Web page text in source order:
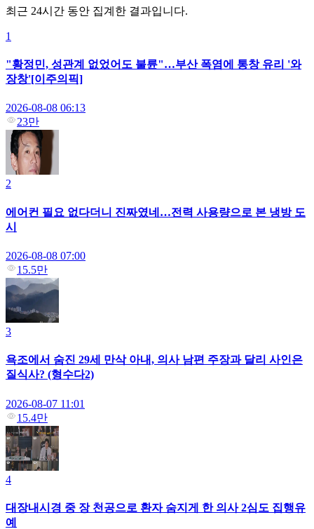
최근 24시간 동안 집계한 결과입니다.
1
"황정민, 성관계 없었어도 불륜"…부산 폭염에 통창 유리 '와
장창'[이주의픽]
2026-08-08 06:13
23만
2
에어컨 필요 없다더니 진짜였네…전력 사용량으로 본 냉방 도
시
2026-08-08 07:00
15.5만
3
욕조에서 숨진 29세 만삭 아내, 의사 남편 주장과 달리 사인은
질식사? (형수다2)
2026-08-07 11:01
15.4만
4
대장내시경 중 장 천공으로 환자 숨지게 한 의사 2심도 집행유
예